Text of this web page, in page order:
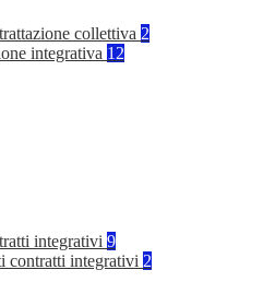
collettiva 2
integrativa 12
integrativi 9
contratti integrativi 2